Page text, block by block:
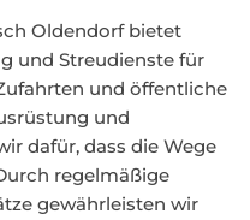
Oldendorf bietet
und Streudienste für
und öffentliche
und
dafür, dass die Wege
regelmäßige
gewährleisten wir